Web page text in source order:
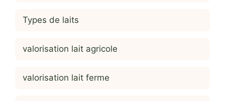
Types de laits
valorisation lait agricole
valorisation lait ferme